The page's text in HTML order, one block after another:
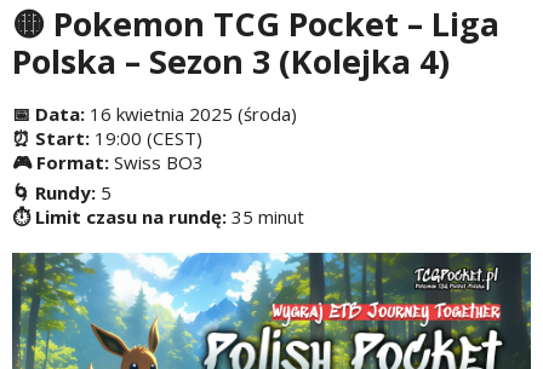
🟡 Pokemon TCG Pocket – Liga
Polska – Sezon 3 (Kolejka 4)
📅 Data: 16 kwietnia 2025 (środa)
⏰ Start: 19:00 (CEST)
🎮 Format: Swiss BO3
🌀 Rundy: 5
⏱️ Limit czasu na rundę: 35 minut